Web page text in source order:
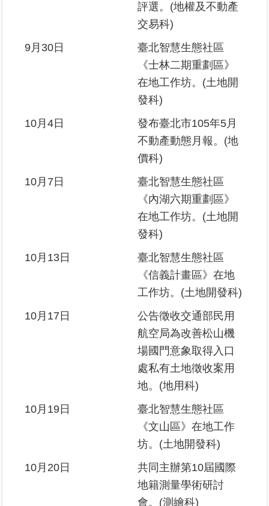
評選。(地權及不動產
交易科)
9月30日
臺北智慧生態社區
《士林二期重劃區》
在地工作坊。(土地開
發科)
10月4日
發布臺北市105年5月
不動產動態月報。(地
價科)
10月7日
臺北智慧生態社區
《內湖六期重劃區》
在地工作坊。(土地開
發科)
10月13日
臺北智慧生態社區
《信義計畫區》在地
工作坊。(土地開發科)
10月17日
公告徵收交通部民用
航空局為改善松山機
場國門意象取得入口
處私有土地徵收案用
地。(地用科)
10月19日
臺北智慧生態社區
《文山區》在地工作
坊。(土地開發科)
10月20日
共同主辦第10屆國際
地籍測量學術研討
會。(測繪科)